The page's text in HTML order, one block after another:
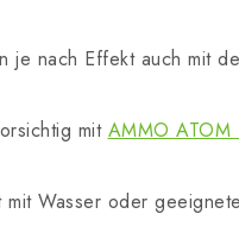
je nach Effekt auch mit
mit AMMO ATOM
Wasser oder